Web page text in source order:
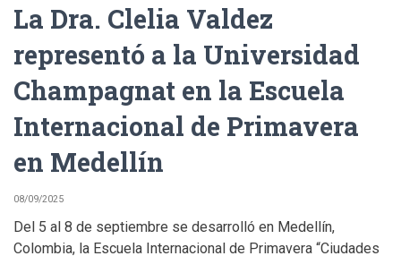
La Dra. Clelia Valdez
representó a la Universidad
Champagnat en la Escuela
Internacional de Primavera
en Medellín
08/09/2025
Del 5 al 8 de septiembre se desarrolló en Medellín,
Colombia, la Escuela Internacional de Primavera “Ciudades